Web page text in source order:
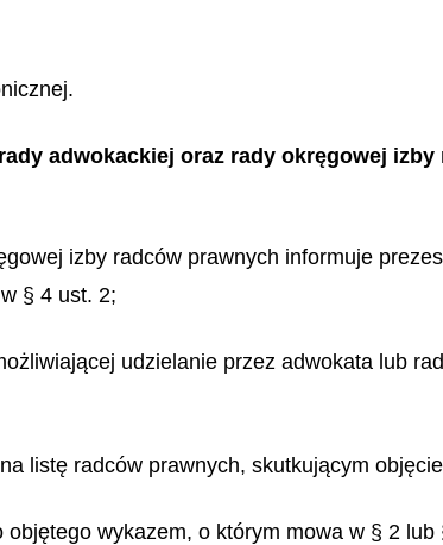
adwokackiej oraz rady okręgowej
izby radców prawnych informuje
§ 4 ust. 2;
udzielanie przez adwokata lub
listę radców prawnych, skutkującym
wykazem, o którym mowa w § 2